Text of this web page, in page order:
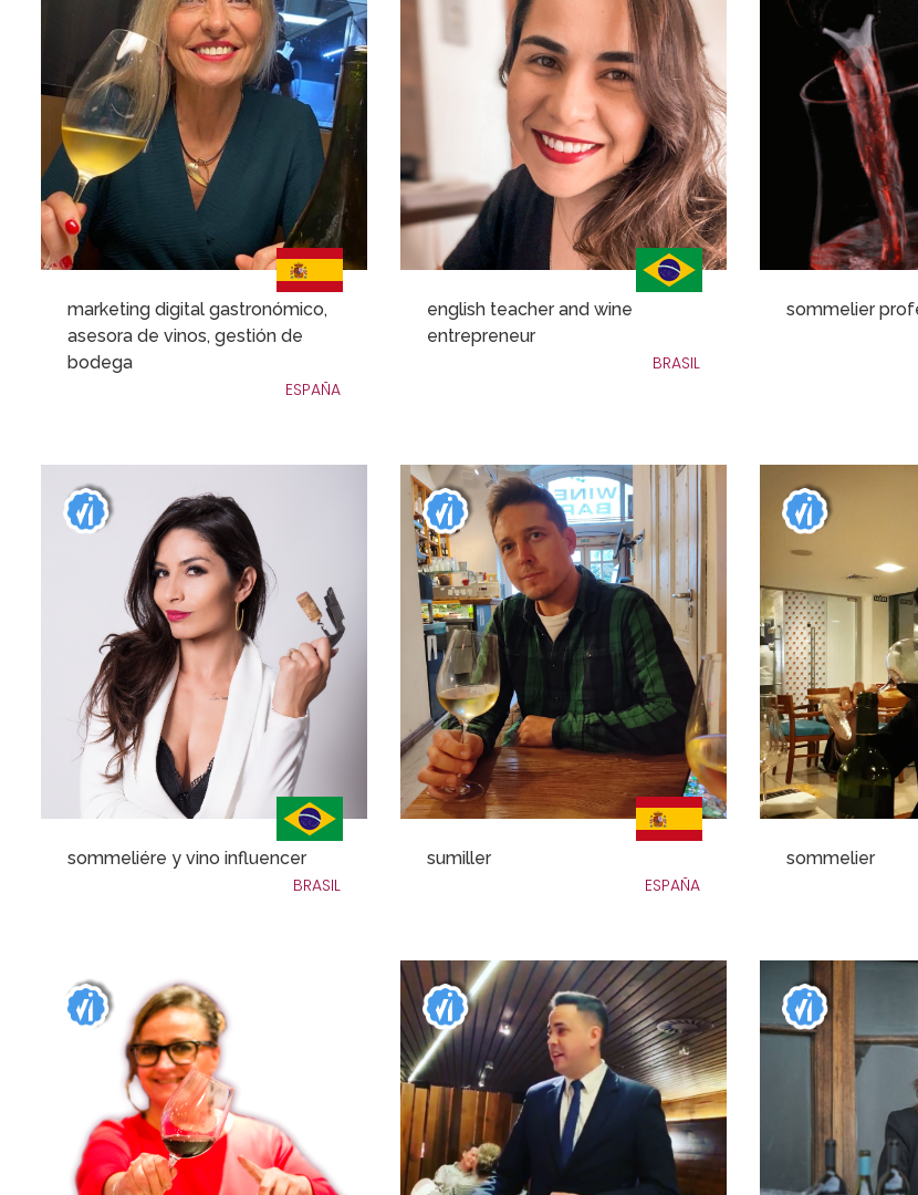
marketing digital gastronómico,
asesora de vinos, gestión de
bodega
ESPAÑA
english teacher and wine
entrepreneur
BRASIL
sommelier
sommeliére y vino influencer
BRASIL
sumiller
ESPAÑA
sommelier